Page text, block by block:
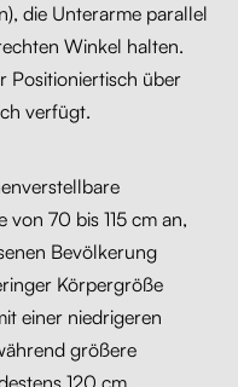
die Unterarme parallel
Winkel halten.
Positioniertisch über
verfügt.
von 70 bis 115 cm an,
Bevölkerung
Körpergröße
einer niedrigeren
größere
120 cm